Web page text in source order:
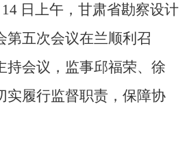
14 日上午，甘肃省勘察设计
第五次会议在兰顺利召
持会议，监事邱福荣、徐
实履行监督职责，保障协